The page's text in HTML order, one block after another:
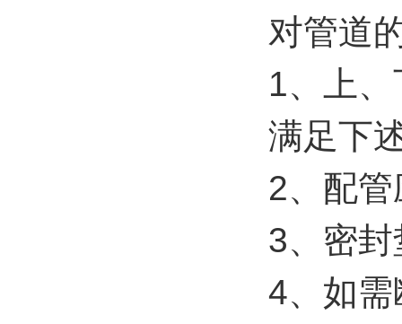
对管道
1、上
满足下
2、配
3、密
4、如